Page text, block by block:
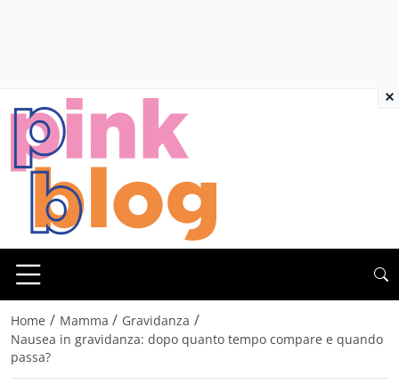
Home / Mamma / Gravidanza /
Nausea in gravidanza: dopo quanto tempo compare e quando
passa?
×